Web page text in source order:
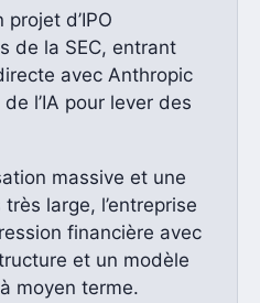
d’IPO
de la SEC, entrant
avec Anthropic
l’IA pour lever des
massive et une
large, l’entreprise
financière avec
et un modèle
moyen terme.